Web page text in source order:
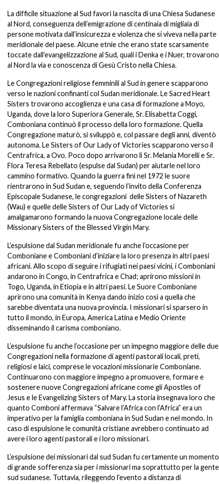
La difficile situazione al Sud favorì la nascita di una Chiesa Sudanese
al Nord, conseguenza dell’emigrazione di centinaia di migliaia di
persone motivata dall’insicurezza e violenza che si viveva nella parte
meridionale del paese. Alcune etnie che erano state scarsamente
toccate dall’evangelizzazione al Sud, quali i Denka e i Nuer, trovarono
al Nord la via e conoscenza di Gesù Cristo nella Chiesa.
Le Congregazioni religiose femminili al Sud in genere scapparono
verso le nazioni confinanti col Sudan meridionale. Le Sacred Heart
Sisters trovarono accoglienza e una casa di formazione a Moyo,
Uganda, dove la loro Superiora Generale, Sr. Elisabetta Coggi,
Comboniana continuò il processo della loro formazione. Quella
Congregazione maturò, si sviluppò e, col passare degli anni, diventò
autonoma. Le Sisters of Our Lady of Victories scapparono verso il
Centrafrica, a Ovo. Poco dopo arrivarono lì Sr. Melania Morelli e Sr.
Flora Teresa Rebellato (espulse dal Sudan) per aiutarle nel loro
cammino formativo. Quando la guerra finì nel 1972 le suore
rientrarono in Sud Sudan e, seguendo l’invito della Conferenza
Episcopale Sudanese, le congregazioni delle Sisters of Nazareth
(Wau) e quelle delle Sisters of Our Lady of Victories si
amalgamarono formando la nuova Congregazione locale delle
Missionary Sisters of the Blessed Virgin Mary.
L’espulsione dal Sudan meridionale fu anche l’occasione per
Comboniane e Comboniani d’iniziare la loro presenza in altri paesi
africani. Allo scopo di seguire i rifugiati nei paesi vicini, i Comboniani
andarono in Congo, in Centrafrica e Chad; aprirono missioni in
Togo, Uganda, in Etiopia e in altri paesi. Le Suore Comboniane
aprirono una comunità in Kenya dando inizio così a quella che
sarebbe diventata una nuova provincia. I missionari si sparsero in
tutto il mondo, in Europa, America Latina e Medio Oriente
disseminando il carisma comboniano.
L’espulsione fu anche l’occasione per un impegno maggiore delle due
Congregazioni nella formazione di agenti pastorali locali, preti,
religiosi e laici, comprese le vocazioni missionarie Comboniane.
Continuarono con maggiore impegno a promuovere, formare e
sostenere nuove Congregazioni africane come gli Apostles of
Jesus e le Evangelizing Sisters of Mary. La storia insegnava loro che
quanto Comboni affermava “Salvare l’Africa con l’Africa” era un
imperativo per la famiglia comboniana in Sud Sudan e nel mondo. In
caso di espulsione le comunità cristiane avrebbero continuato ad
avere i loro agenti pastorali e i loro missionari.
L’espulsione dei missionari dal sud Sudan fu certamente un momento
di grande sofferenza sia per i missionari ma soprattutto per la gente
sud sudanese. Tuttavia, rileggendo l’evento a distanza di